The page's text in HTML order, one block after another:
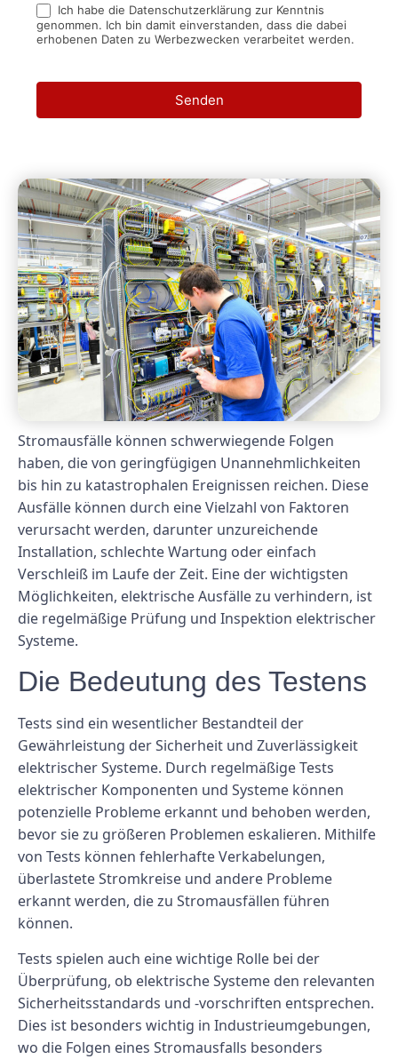
Ich habe die Datenschutzerklärung zur Kenntnis
genommen. Ich bin damit einverstanden, dass die dabei
erhobenen Daten zu Werbezwecken verarbeitet werden.
Senden
Stromausfälle können schwerwiegende Folgen
haben, die von geringfügigen Unannehmlichkeiten
bis hin zu katastrophalen Ereignissen reichen. Diese
Ausfälle können durch eine Vielzahl von Faktoren
verursacht werden, darunter unzureichende
Installation, schlechte Wartung oder einfach
Verschleiß im Laufe der Zeit. Eine der wichtigsten
Möglichkeiten, elektrische Ausfälle zu verhindern, ist
die regelmäßige Prüfung und Inspektion elektrischer
Systeme.
Die Bedeutung des Testens
Tests sind ein wesentlicher Bestandteil der
Gewährleistung der Sicherheit und Zuverlässigkeit
elektrischer Systeme. Durch regelmäßige Tests
elektrischer Komponenten und Systeme können
potenzielle Probleme erkannt und behoben werden,
bevor sie zu größeren Problemen eskalieren. Mithilfe
von Tests können fehlerhafte Verkabelungen,
überlastete Stromkreise und andere Probleme
erkannt werden, die zu Stromausfällen führen
können.
Tests spielen auch eine wichtige Rolle bei der
Überprüfung, ob elektrische Systeme den relevanten
Sicherheitsstandards und -vorschriften entsprechen.
Dies ist besonders wichtig in Industrieumgebungen,
wo die Folgen eines Stromausfalls besonders